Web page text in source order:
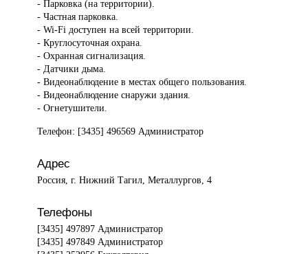
- Парковка (на территории).
- Частная парковка.
- Wi-Fi доступен на всей территории.
- Круглосуточная охрана.
- Охранная сигнализация.
- Датчики дыма.
- Видеонаблюдение в местах общего пользования.
- Видеонаблюдение снаружи здания.
- Огнетушители.
Телефон: [3435] 496569 Администратор
Адрес
Россия, г. Нижний Тагил, Металлургов, 4
Телефоны
[3435] 497897 Администратор
[3435] 497849 Администратор